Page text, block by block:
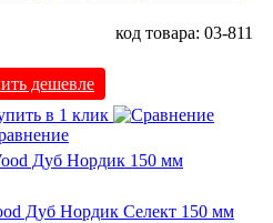
код товара: 03-811
дешевле
в 1 клик
Дуб Нордик Селект 150 мм